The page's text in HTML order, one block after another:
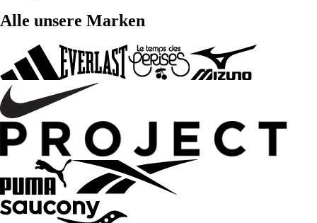
Alle unsere Marken